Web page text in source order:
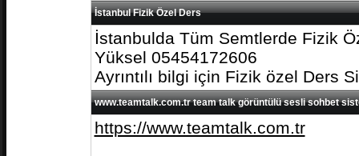
İstanbul Fizik Özel Ders
İstanbulda Tüm Semtlerde Fizik
Yüksel 05454172606
Ayrıntılı bilgi için Fizik özel Ders
www.teamtalk.com.tr team talk görüntülü sesli sohbet
https://www.teamtalk.com.tr